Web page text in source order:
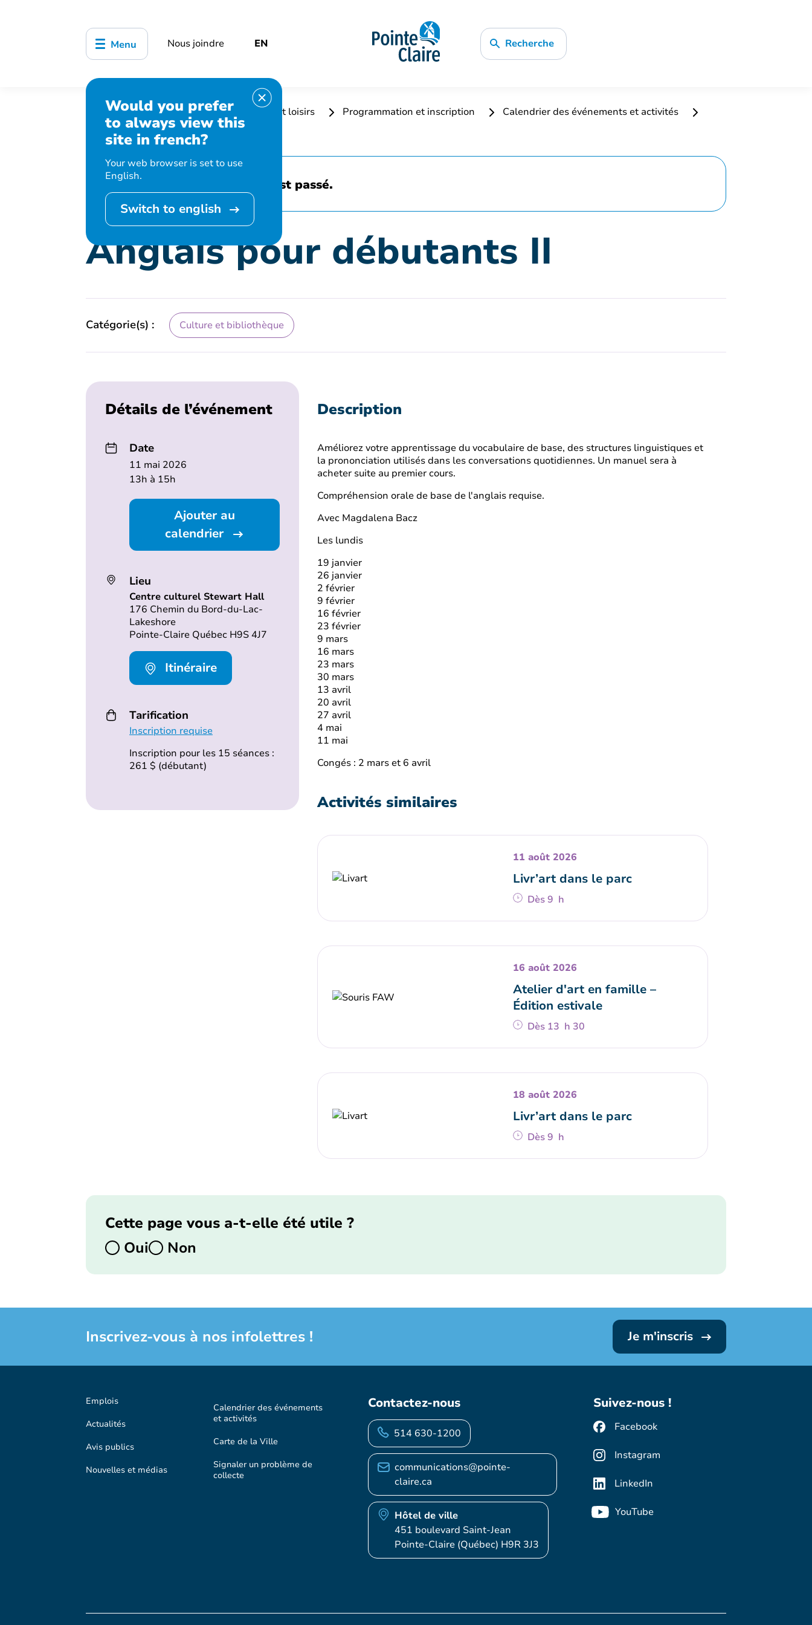
Menu Nous joindre EN Recherche
Would you prefer
to always view this
site in french?
Your web browser is set to use
English.
Switch to english
Accueil Bibliothèque, culture, sports et loisirs Programmation et inscription
Calendrier des événements et activités
Anglais pour débutants II
Cet événement est passé.
Anglais pour débutants II
Catégorie(s) : Culture et bibliothèque
Détails de l’événement
Date
11 mai 2026
13h à 15h
Ajouter au
calendrier
Lieu
Centre culturel Stewart Hall
176 Chemin du Bord-du-Lac-
Lakeshore
Pointe-Claire Québec H9S 4J7
Itinéraire
Tarification
Inscription requise
Inscription pour les 15 séances :
261 $ (débutant)
Description
Améliorez votre apprentissage du vocabulaire de base, des structures linguistiques et
la prononciation utilisés dans les conversations quotidiennes. Un manuel sera à
acheter suite au premier cours.
Compréhension orale de base de l'anglais requise.
Avec Magdalena Bacz
Les lundis
19 janvier
26 janvier
2 février
9 février
16 février
23 février
9 mars
16 mars
23 mars
30 mars
13 avril
20 avril
27 avril
4 mai
11 mai
Congés : 2 mars et 6 avril
Activités similaires
11 août 2026
Livr’art dans le parc
Dès 9 h
16 août 2026
Atelier d'art en famille –
Édition estivale
Dès 13 h 30
18 août 2026
Livr’art dans le parc
Dès 9 h
Cette page vous a-t-elle été utile ?
Oui
Non
Inscrivez-vous à nos infolettres ! Je m'inscris
Emplois
Actualités
Avis publics
Nouvelles et médias
Calendrier des événements
et activités
Carte de la Ville
Signaler un problème de
collecte
Contactez-nous
514 630-1200
communications@pointe-
claire.ca
Hôtel de ville
451 boulevard Saint-Jean
Pointe-Claire (Québec) H9R 3J3
Suivez-nous !
Facebook
Instagram
LinkedIn
YouTube